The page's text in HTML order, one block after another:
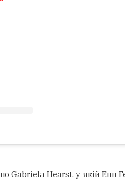
Gabriela Hearst, у якій Енн